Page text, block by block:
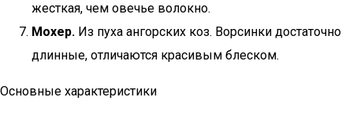
жесткая, чем овечье волокно.
Мохер. Из пуха ангорских коз. Ворсинки достаточно
длинные, отличаются красивым блеском.
Основные характеристики